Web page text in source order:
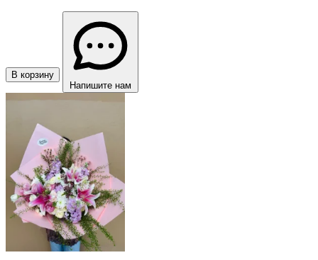
В корзину
Напишите нам